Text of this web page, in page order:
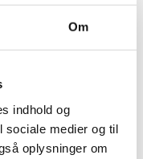
Om
indhold og
sociale medier og til
oplysninger om
og klar til